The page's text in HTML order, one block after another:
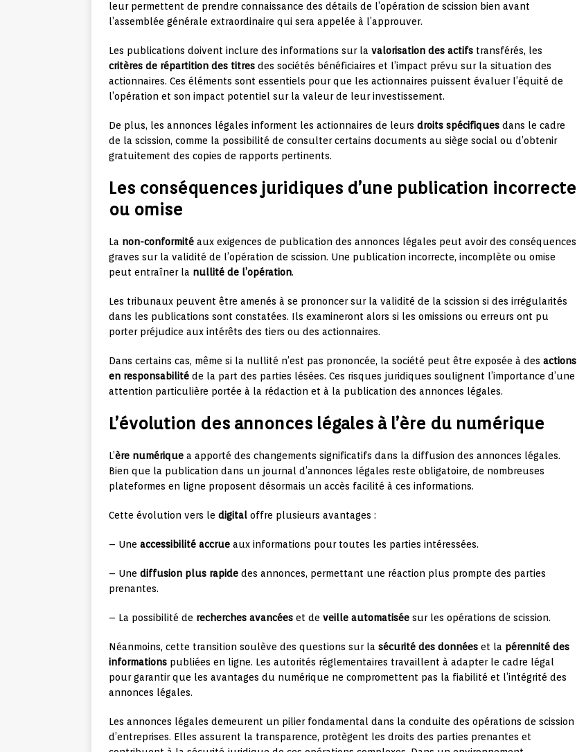
leur permettent de prendre connaissance des détails de l’opération de scission bien avant
l’assemblée générale extraordinaire qui sera appelée à l’approuver.
Les publications doivent inclure des informations sur la valorisation des actifs transférés, les
critères de répartition des titres des sociétés bénéficiaires et l’impact prévu sur la situation des
actionnaires. Ces éléments sont essentiels pour que les actionnaires puissent évaluer l’équité de
l’opération et son impact potentiel sur la valeur de leur investissement.
De plus, les annonces légales informent les actionnaires de leurs droits spécifiques dans le cadre
de la scission, comme la possibilité de consulter certains documents au siège social ou d’obtenir
gratuitement des copies de rapports pertinents.
Les conséquences juridiques d’une publication incorrecte
ou omise
La non-conformité aux exigences de publication des annonces légales peut avoir des conséquences
graves sur la validité de l’opération de scission. Une publication incorrecte, incomplète ou omise
peut entraîner la nullité de l’opération.
Les tribunaux peuvent être amenés à se prononcer sur la validité de la scission si des irrégularités
dans les publications sont constatées. Ils examineront alors si les omissions ou erreurs ont pu
porter préjudice aux intérêts des tiers ou des actionnaires.
Dans certains cas, même si la nullité n’est pas prononcée, la société peut être exposée à des actions
en responsabilité de la part des parties lésées. Ces risques juridiques soulignent l’importance d’une
attention particulière portée à la rédaction et à la publication des annonces légales.
L’évolution des annonces légales à l’ère du numérique
L’ère numérique a apporté des changements significatifs dans la diffusion des annonces légales.
Bien que la publication dans un journal d’annonces légales reste obligatoire, de nombreuses
plateformes en ligne proposent désormais un accès facilité à ces informations.
Cette évolution vers le digital offre plusieurs avantages :
– Une accessibilité accrue aux informations pour toutes les parties intéressées.
– Une diffusion plus rapide des annonces, permettant une réaction plus prompte des parties
prenantes.
– La possibilité de recherches avancées et de veille automatisée sur les opérations de scission.
Néanmoins, cette transition soulève des questions sur la sécurité des données et la pérennité des
informations publiées en ligne. Les autorités réglementaires travaillent à adapter le cadre légal
pour garantir que les avantages du numérique ne compromettent pas la fiabilité et l’intégrité des
annonces légales.
Les annonces légales demeurent un pilier fondamental dans la conduite des opérations de scission
d’entreprises. Elles assurent la transparence, protègent les droits des parties prenantes et